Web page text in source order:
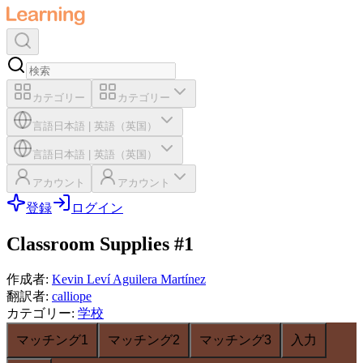
カテゴリー カテゴリー
言語 日本語 英語（英国）
言語 日本語 英語（英国）
アカウント アカウント
登録 ログイン
Classroom Supplies #1
作成者: Kevin Leví Aguilera Martínez
翻訳者: calliope
カテゴリー: 学校
マッチング1
マッチング2 マッチング3 入力